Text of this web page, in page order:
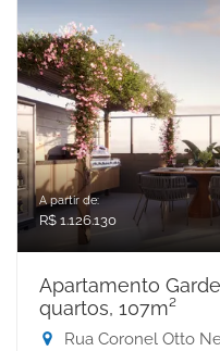
A partir de:
R$ 1.126.130
Apartamento
quartos, 107m²
Rua Coronel Otto Netto